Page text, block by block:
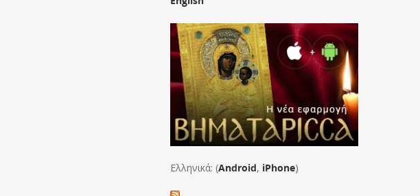
Ελληνικά: (Android, iPhone)